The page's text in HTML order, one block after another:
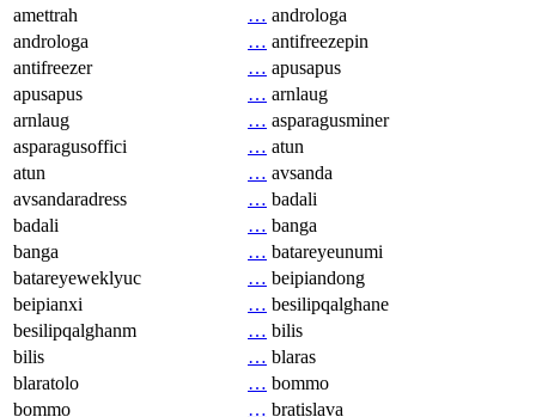
amettrah
… androloga
androloga
… antifreezepin
antifreezer
… apusapus
apusapus
… arnlaug
arnlaug
… asparagusminer
asparagusoffici
… atun
atun
… avsanda
avsandaradress
… badali
badali
… banga
banga
… batareyeunumi
batareyeweklyuc
… beipiandong
beipianxi
… besilipqalghane
besilipqalghanm
… bilis
bilis
… blaras
blaratolo
… bommo
bommo
… bratislava